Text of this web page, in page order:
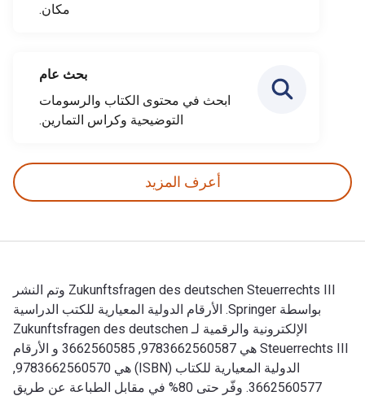
مكان.
بحث عام
ابحث في محتوى الكتاب والرسومات
التوضيحية وكراس التمارين.
أعرف المزيد
Zukunftsfragen des deutschen Steuerrechts III وتم النشر
بواسطة Springer. الأرقام الدولية المعيارية للكتب الدراسية
الإلكترونية والرقمية لـ Zukunftsfragen des deutschen
Steuerrechts III هي 9783662560587, 3662560585 و الأرقام
الدولية المعيارية للكتاب (ISBN) هي 9783662560570,
3662560577. وفّر حتى 80% في مقابل الطباعة عن طريق